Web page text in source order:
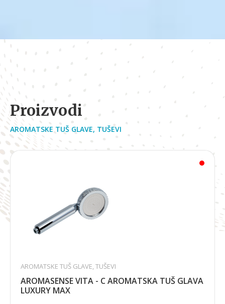
Proizvodi
AROMATSKE TUŠ GLAVE, TUŠEVI
AROMATSKE TUŠ GLAVE TUŠEVI
AROMASENSE VITA - C AROMATSKA TUŠ GLAVA
LUXURY MAX